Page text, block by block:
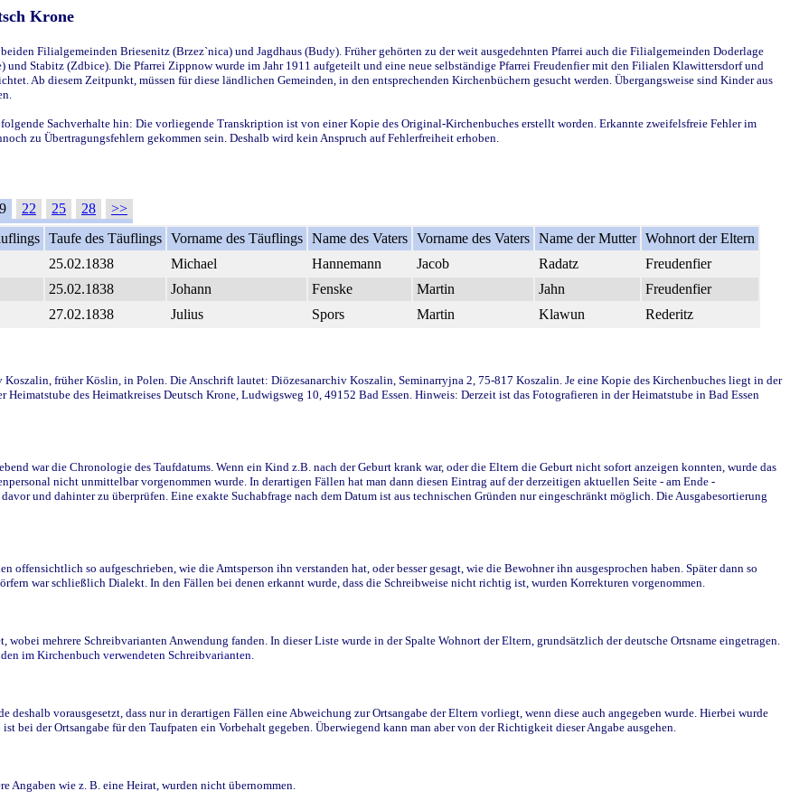
Krone
Filialgemeinden Briesenitz (Brzez`nica) und Jagdhaus (Budy). Früher gehörten zu der weit ausgedehnten Pfarrei auch die Filialgemeinden Doderlage
Stabitz (Zdbice). Die Pfarrei Zippnow wurde im Jahr 1911 aufgeteilt und eine neue selbständige Pfarrei Freudenfier mit den Filialen Klawittersdorf und
Ab diesem Zeitpunkt, müssen für diese ländlichen Gemeinden, in den entsprechenden Kirchenbüchern gesucht werden. Übergangsweise sind Kinder aus
Sachverhalte hin: Die vorliegende Transkription ist von einer Kopie des Original-Kirchenbuches erstellt worden. Erkannte zweifelsfreie Fehler im
zu Übertragungsfehlern gekommen sein. Deshalb wird kein Anspruch auf Fehlerfreiheit erhoben.
22 25 28
>>
Taufe des Täuflings Vorname des Täuflings Name des Vaters Vorname des Vaters Name der Mutter Wohnort der Eltern
25.02.1838 Michael Hannemann Jacob Radatz
Freudenfier
25.02.1838 Johann Fenske Martin Jahn
Freudenfier
27.02.1838 Julius Spors Martin Klawun Rederitz
früher Köslin, in Polen. Die Anschrift lautet: Diözesanarchiv Koszalin, Seminarryjna 2, 75-817 Koszalin. Je eine Kopie des Kirchenbuches liegt in der
des Heimatkreises Deutsch Krone, Ludwigsweg 10, 49152 Bad Essen. Hinweis: Derzeit ist das Fotografieren in der Heimatstube in Bad Essen
war die Chronologie des Taufdatums. Wenn ein Kind z.B. nach der Geburt krank war, oder die Eltern die Geburt nicht sofort anzeigen konnten, wurde das
nicht unmittelbar vorgenommen wurde. In derartigen Fällen hat man dann diesen Eintrag auf der derzeitigen aktuellen Seite - am Ende -
und dahinter zu überprüfen. Eine exakte Suchabfrage nach dem Datum ist aus technischen Gründen nur eingeschränkt möglich. Die Ausgabesortierung
so aufgeschrieben, wie die Amtsperson ihn verstanden hat, oder besser gesagt, wie die Bewohner ihn ausgesprochen haben. Später dann so
war schließlich Dialekt. In den Fällen bei denen erkannt wurde, dass die Schreibweise nicht richtig ist, wurden Korrekturen vorgenommen.
mehrere Schreibvarianten Anwendung fanden. In dieser Liste wurde in der Spalte Wohnort der Eltern, grundsätzlich der deutsche Ortsname eingetragen.
im Kirchenbuch verwendeten Schreibvarianten.
vorausgesetzt, dass nur in derartigen Fällen eine Abweichung zur Ortsangabe der Eltern vorliegt, wenn diese auch angegeben wurde. Hierbei wurde
der Ortsangabe für den Taufpaten ein Vorbehalt gegeben. Überwiegend kann man aber von der Richtigkeit dieser Angabe ausgehen.
Angaben wie z. B. eine Heirat, wurden nicht übernommen.